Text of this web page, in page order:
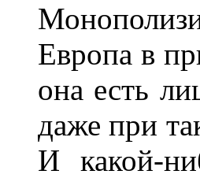
Eвропа в
она есть
даже при
И какой-